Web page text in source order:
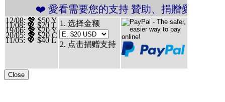
需要您的支持 贊助、捐贈愛看 分享、傳播愛看
12/08: 💖 $50 Y
11/08: 💖 $20 T
19/06: 💖 $20 Y
20/05: 💖 $20 C
11/05: 💖 $40 L
1. 选择金额
2. 点击捐赠支持
Close